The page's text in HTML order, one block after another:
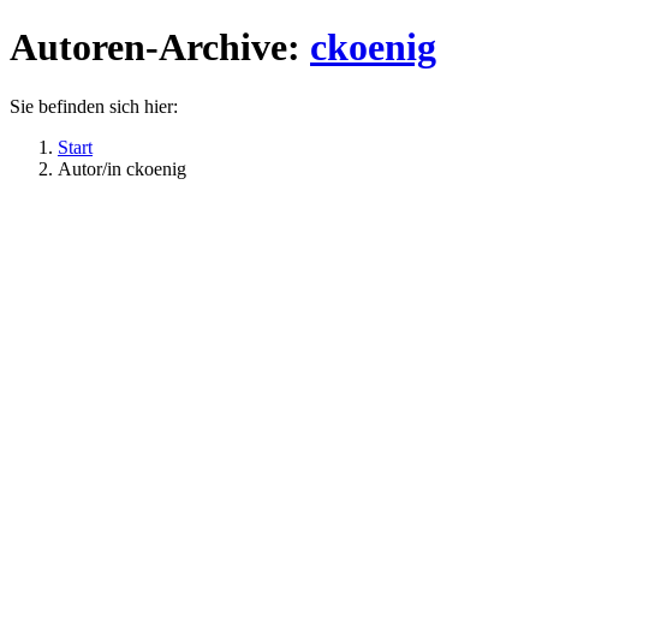
Autoren-Archive: ckoenig
Sie befinden sich hier:
Start
Autor/in ckoenig